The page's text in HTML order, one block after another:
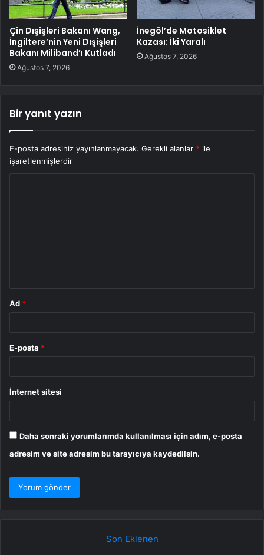
Çin Dışişleri Bakanı Wang,
İngiltere’nin Yeni Dışişleri
Bakanı Miliband’ı Kutladı
Ağustos 7, 2026
İnegöl’de Motosiklet
Kazası: İki Yaralı
Ağustos 7, 2026
Bir yanıt yazın
E-posta adresiniz yayınlanmayacak. Gerekli alanlar * ile
işaretlenmişlerdir
Ad *
E-posta *
İnternet sitesi
Daha sonraki yorumlarımda kullanılması için adım, e-posta
adresim ve site adresim bu tarayıcıya kaydedilsin.
Son Eklenen